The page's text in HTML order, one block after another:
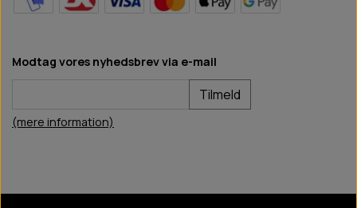
Modtag vores nyhedsbrev via e-mail
Tilmeld
(mere information)